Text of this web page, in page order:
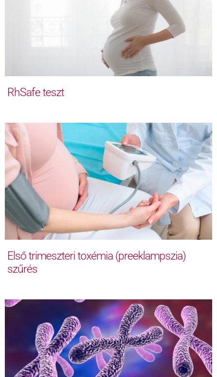
RhSafe teszt
Első trimeszteri toxémia (preeklampszia)
szűrés